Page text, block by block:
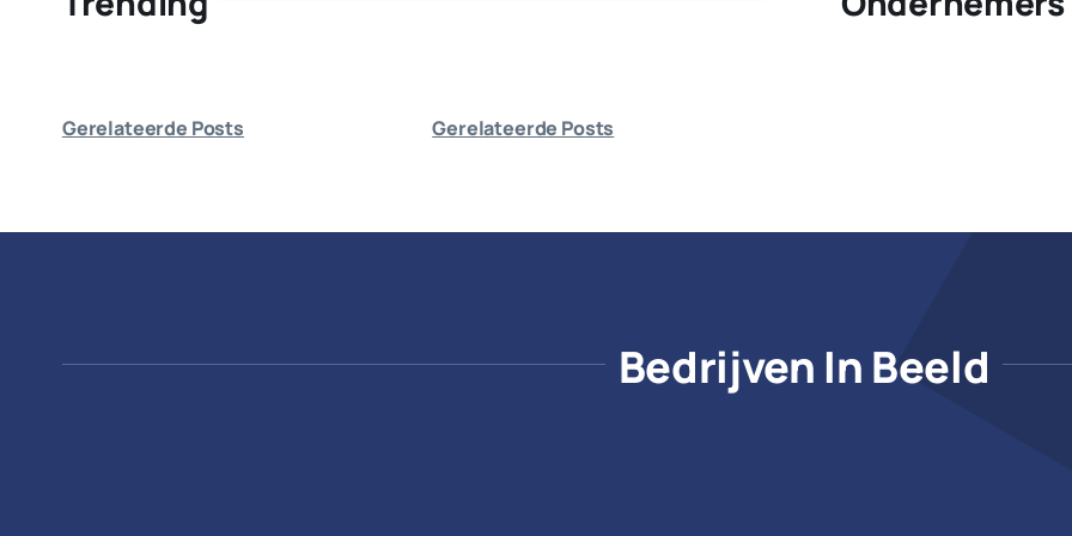
Gerelateerde Posts Gerelateerde Posts
Bedrijven In Beeld